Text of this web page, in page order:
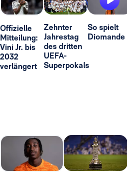
Offizielle
Mitteilung:
Vini Jr. bis
2032
verlängert
Zehnter
Jahrestag
des dritten
UEFA-
Superpokals
So spielt
Diomande